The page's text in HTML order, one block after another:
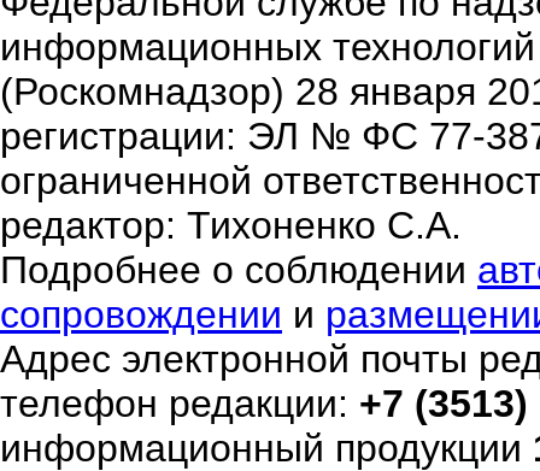
информационных
(Роскомнадзор) 28 января
регистрации: ЭЛ № ФС 77-
ограниченной
редактор: Тихоненко С.А.
Подробнее о соблюдении
сопровождении и
Адрес электронной почты
телефон редакции: +7
информационный продукции